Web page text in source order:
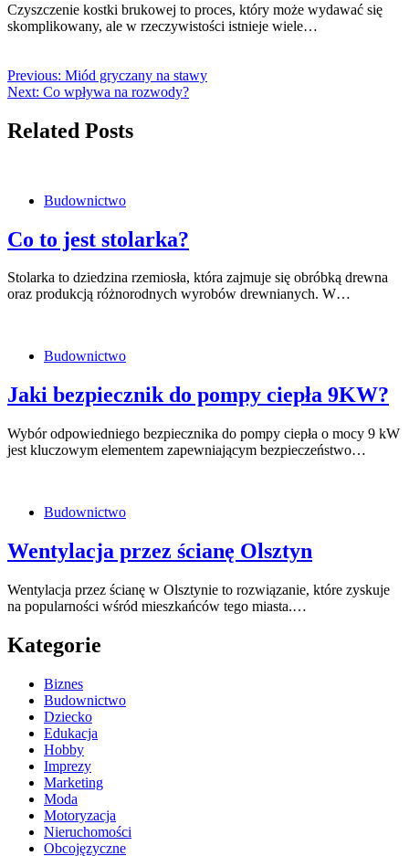
Czyszczenie kostki brukowej to proces, który może wydawać się
skomplikowany, ale w rzeczywistości istnieje wiele…
Previous: Miód gryczany na stawy
Next: Co wpływa na rozwody?
Related Posts
Budownictwo
Co to jest stolarka?
Stolarka to dziedzina rzemiosła, która zajmuje się obróbką drewna
oraz produkcją różnorodnych wyrobów drewnianych. W…
Budownictwo
Jaki bezpiecznik do pompy ciepła 9KW?
Wybór odpowiedniego bezpiecznika do pompy ciepła o mocy 9 kW
jest kluczowym elementem zapewniającym bezpieczeństwo…
Budownictwo
Wentylacja przez ścianę Olsztyn
Wentylacja przez ścianę w Olsztynie to rozwiązanie, które zyskuje
na popularności wśród mieszkańców tego miasta.…
Kategorie
Biznes
Budownictwo
Dziecko
Edukacja
Hobby
Imprezy
Marketing
Moda
Motoryzacja
Nieruchomości
Obcojęzyczne